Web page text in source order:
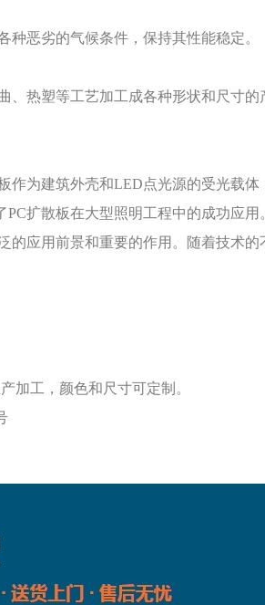
种恶劣的气候条件，保持其性能稳定。
、热塑等工艺加工成各种形状和尺寸的
作为建筑外壳和LED点光源的受光载
扩散板在大型照明工程中的成功应用
的应用前景和重要的作用。随着技术
加工，颜色和尺寸可定制。